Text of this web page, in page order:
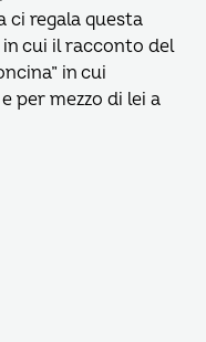
ci regala questa
cui il racconto del
in cui
per mezzo di lei a